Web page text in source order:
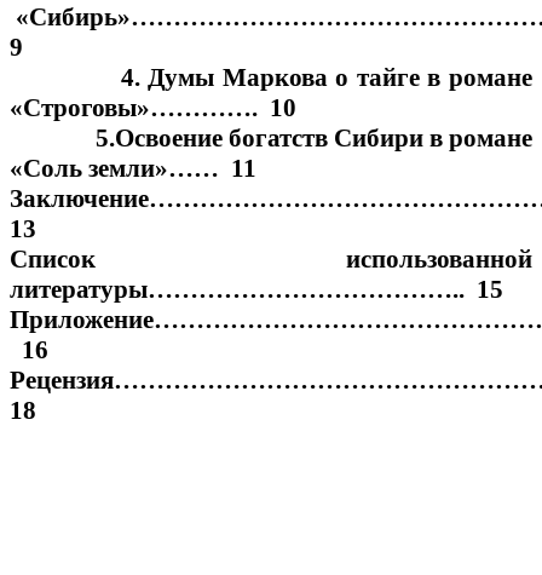
9
4. Думы Маркова о тайге в романе
«Строговы»…………. 10
5.Освоение богатств Сибири в романе
«Соль земли»…… 11
13
Список использованной
литературы……………………………….. 15
16
18